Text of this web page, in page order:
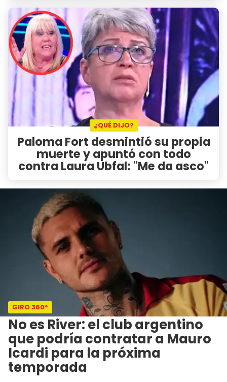
¿QUÉ DIJO?
Paloma Fort desmintió su propia
muerte y apuntó con todo
contra Laura Ubfal: "Me da asco"
GIRO 360°
No es River: el club argentino
que podría contratar a Mauro
Icardi para la próxima
temporada